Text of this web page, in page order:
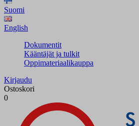
Suomi
English
Dokumentit
Kääntäjät ja tulkit
Oppimateriaalikauppa
Kirjaudu
Ostoskori
0